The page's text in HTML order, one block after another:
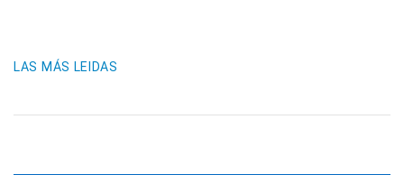
LAS MÁS LEIDAS